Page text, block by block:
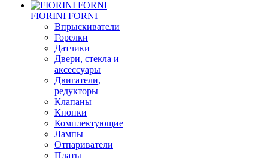
FIORINI FORNI
Впрыскиватели
Горелки
Датчики
Двери, стекла и
аксессуары
Двигатели,
редукторы
Клапаны
Кнопки
Комплектующие
Лампы
Отпариватели
Платы